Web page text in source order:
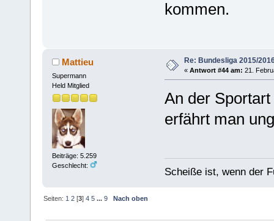
kommen.
Mattieu
Supermann
Held Mitglied
Beiträge: 5.259
Geschlecht:
Re: Bundesliga 2015/
« Antwort #44 am: 21.
An der
erfährt man
Scheiße ist, wenn der
Seiten: 1 2 [3]4 5 ...9 Nach oben